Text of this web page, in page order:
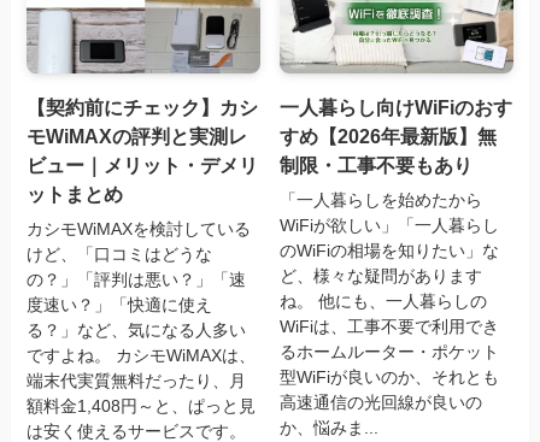
【契約前にチェック】カシ
モWiMAXの評判と実測レ
ビュー｜メリット・デメリ
ットまとめ
カシモWiMAXを検討している
けど、「口コミはどうな
の？」「評判は悪い？」「速
度速い？」「快適に使え
る？」など、気になる人多い
ですよね。 カシモWiMAXは、
端末代実質無料だったり、月
額料金1,408円～と、ぱっと見
は安く使えるサービスです。
一人暮らし向けWiFiのおす
すめ【2026年最新版】無
制限・工事不要もあり
「一人暮らしを始めたから
WiFiが欲しい」「一人暮らし
のWiFiの相場を知りたい」な
ど、様々な疑問があります
ね。 他にも、一人暮らしの
WiFiは、工事不要で利用でき
るホームルーター・ポケット
型WiFiが良いのか、それとも
高速通信の光回線が良いの
か、悩みま...